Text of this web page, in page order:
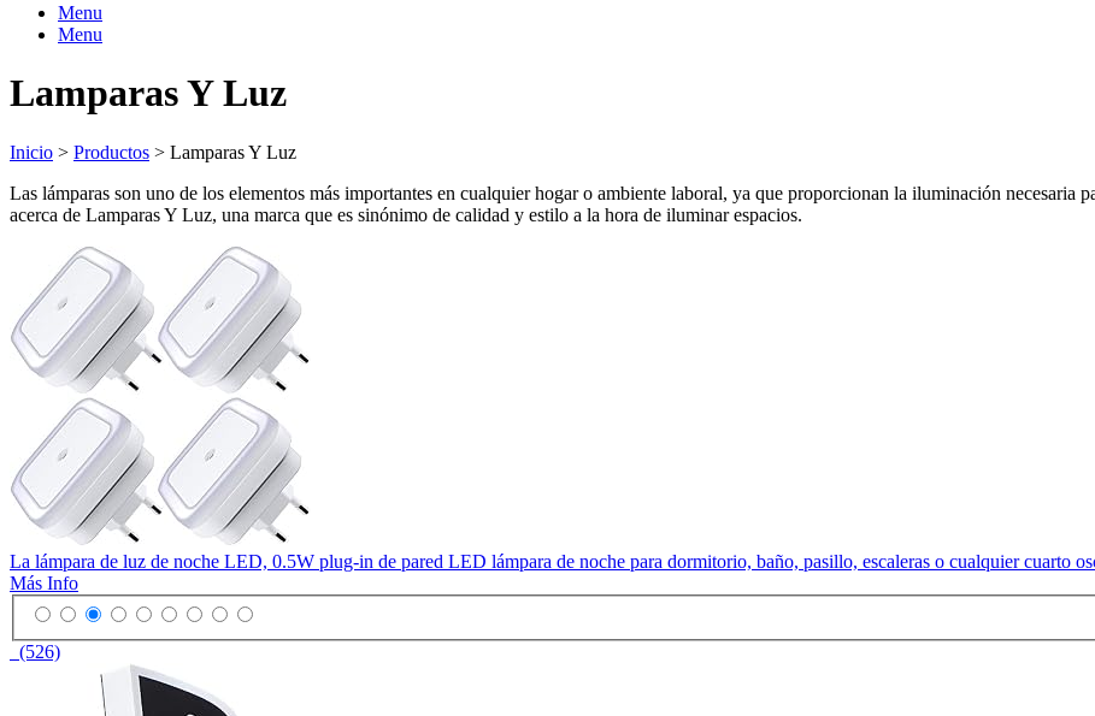
Menu
Menu
Lamparas Y Luz
Inicio > Productos > Lamparas Y Luz
Las lámparas son uno de los elementos más importantes en cualquier hogar o ambiente laboral, ya que proporcionan la iluminación necesaria
acerca de Lamparas Y Luz, una marca que es sinónimo de calidad y estilo a la hora de iluminar espacios.
La lámpara de luz de noche LED, 0.5W plug-in de pared LED lámpara de noche para dormitorio, baño, pasillo, escaleras o cualquier cuarto
Más Info
(526)